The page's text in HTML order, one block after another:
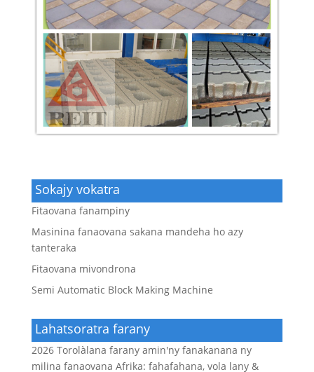
Sokajy vokatra
Fitaovana fanampiny
Masinina fanaovana sakana mandeha ho azy
tanteraka
Fitaovana mivondrona
Semi Automatic Block Making Machine
Lahatsoratra farany
2026 Torolàlana farany amin'ny fanakanana ny
milina fanaovana Afrika: fahafahana, vola lany &